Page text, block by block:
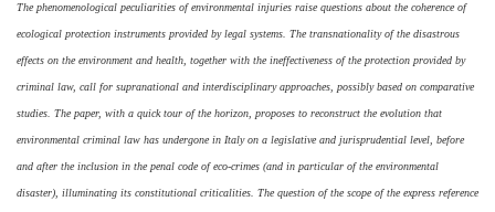
The phenomenological peculiarities of environmental injuries raise questions about the coherence of
ecological protection instruments provided by legal systems. The transnationality of the disastrous
effects on the environment and health, together with the ineffectiveness of the protection provided by
criminal law, call for supranational and interdisciplinary approaches, possibly based on comparative
studies. The paper, with a quick tour of the horizon, proposes to reconstruct the evolution that
environmental criminal law has undergone in Italy on a legislative and jurisprudential level, before
and after the inclusion in the penal code of eco-crimes (and in particular of the environmental
disaster), illuminating its constitutional criticalities. The question of the scope of the express reference